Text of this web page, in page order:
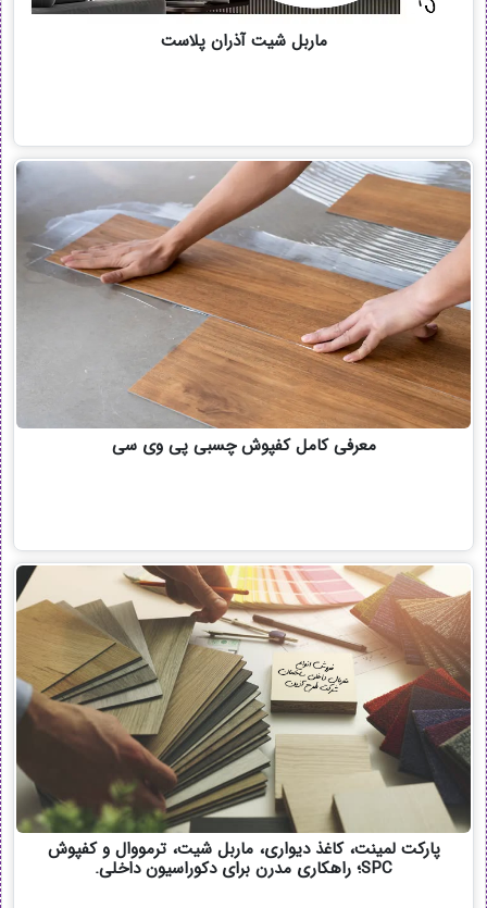
ماربل شیت آذران پلاست
معرفی کامل کفپوش چسبی پی وی سی
پارکت لمینت، کاغذ دیواری، ماربل شیت، ترمووال و کفپوش
SPC؛ راهکاری مدرن برای دکوراسیون داخلی.